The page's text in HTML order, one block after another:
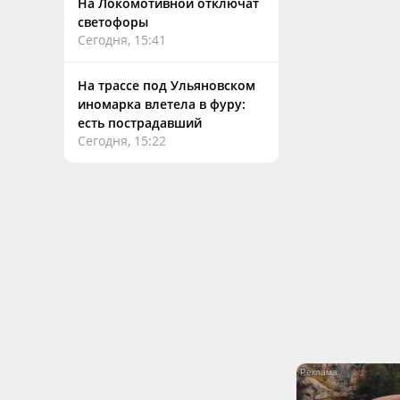
светофоры
Сегодня, 15:41
На трассе под Ульяновском
иномарка влетела в фуру:
есть пострадавший
Сегодня, 15:22